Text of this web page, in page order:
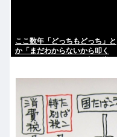
ここ数年「どっちもどっち」と
か「まだわからないから叩く
`)